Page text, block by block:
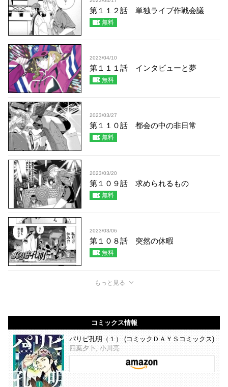
第１１２話 単独ライブ作戦会議
無料
2023/04/10
第１１１話 インタビューと夢
無料
2023/03/27
第１１０話 都会の中の非日常
無料
2023/03/20
第１０９話 求められるもの
無料
2023/03/06
第１０８話 突然の休暇
無料
もっと見る
コミックス情報
パリピ孔明（１） (コミックＤＡＹＳコミックス)
四葉夕卜, 小川亮